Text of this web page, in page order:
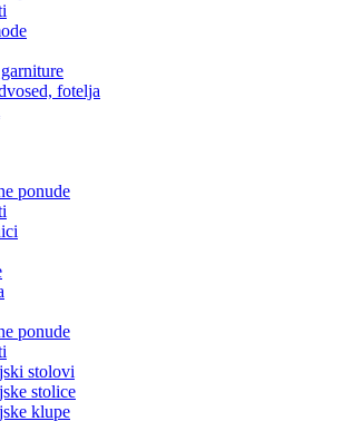
fotelja
ponude
ponude
stolovi
stolice
klupe